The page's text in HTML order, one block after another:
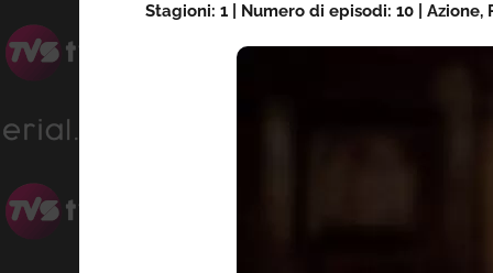
Stagioni: 1 | Numero di episodi: 10 |